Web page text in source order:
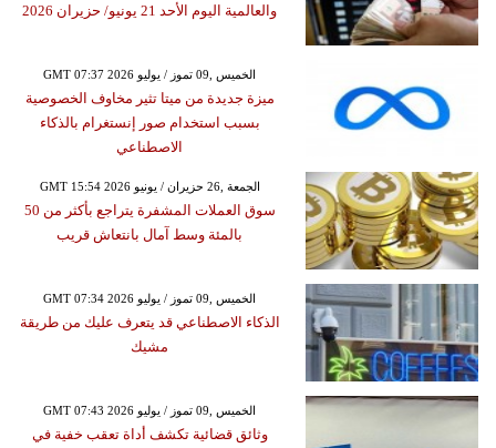
والعالمية اليوم الأحد 21 يونيو/ حزيران 2026
GMT 07:37 2026 الخميس ,09 تموز / يوليو
ميزة جديدة من ميتا تثير مخاوف الخصوصية
بسبب استخدام صور إنستغرام بالذكاء
الاصطناعي
GMT 15:54 2026 الجمعة ,26 حزيران / يونيو
سوق العملات المشفرة يتراجع بأكثر من 50
بالمئة وسط آمال بانتعاش قريب
GMT 07:34 2026 الخميس ,09 تموز / يوليو
الذكاء الاصطناعي قد يتعرف عليك من طريقة
مشيك
GMT 07:43 2026 الخميس ,09 تموز / يوليو
وثائق قضائية تكشف أداة تعقب خفية في